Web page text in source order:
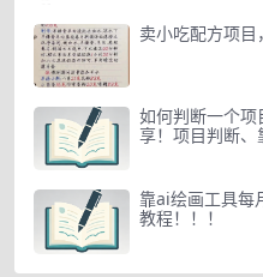
卖小吃配方项
如何判断一个项
享！项目判断
靠ai绘画工具每
教程！！！